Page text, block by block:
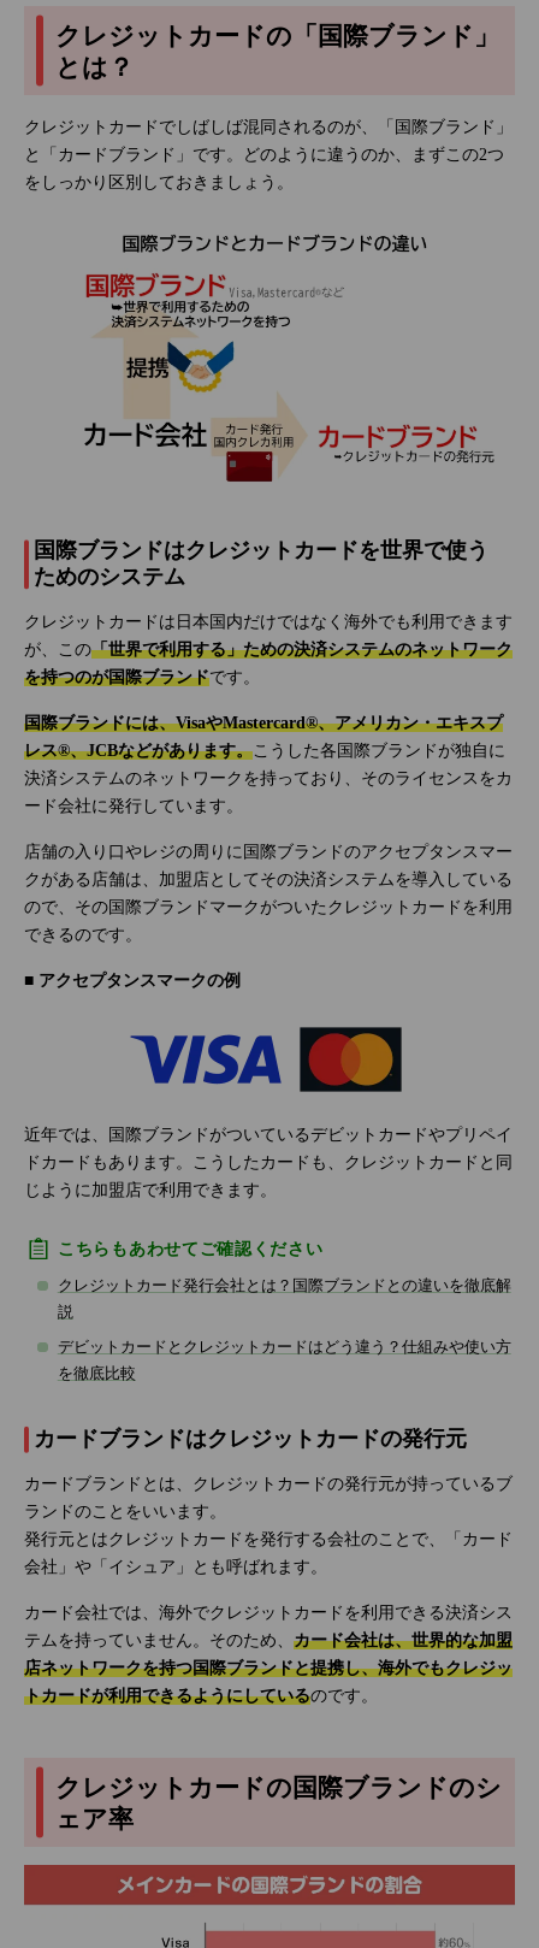
クレジットカードの「国際ブランド」
とは？
クレジットカードでしばしば混同されるのが、「国際ブランド」
と「カードブランド」です。どのように違うのか、まずこの2つ
をしっかり区別しておきましょう。
国際ブランドはクレジットカードを世界で使う
ためのシステム
クレジットカードは日本国内だけではなく海外でも利用できます
が、この「世界で利用する」ための決済システムのネットワーク
を持つのが国際ブランドです。
国際ブランドには、VisaやMastercard®、アメリカン・エキスプ
レス®、JCBなどがあります。こうした各国際ブランドが独自に
決済システムのネットワークを持っており、そのライセンスをカ
ード会社に発行しています。
店舗の入り口やレジの周りに国際ブランドのアクセプタンスマー
クがある店舗は、加盟店としてその決済システムを導入している
ので、その国際ブランドマークがついたクレジットカードを利用
できるのです。
■ アクセプタンスマークの例
近年では、国際ブランドがついているデビットカードやプリペイ
ドカードもあります。こうしたカードも、クレジットカードと同
じように加盟店で利用できます。
こちらもあわせてご確認ください
クレジットカード発行会社とは？国際ブランドとの違いを徹底解
説
デビットカードとクレジットカードはどう違う？仕組みや使い方
を徹底比較
カードブランドはクレジットカードの発行元
カードブランドとは、クレジットカードの発行元が持っているブ
ランドのことをいいます。
発行元とはクレジットカードを発行する会社のことで、「カード
会社」や「イシュア」とも呼ばれます。
カード会社では、海外でクレジットカードを利用できる決済シス
テムを持っていません。そのため、 カード会社は、世界的な加盟
店ネットワークを持つ国際ブランドと提携し、海外でもクレジッ
トカードが利用できるようにしているのです。
クレジットカードの国際ブランドのシ
ェア率